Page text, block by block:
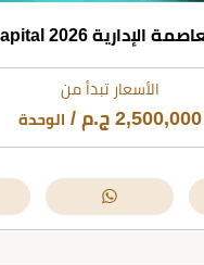
الأسعار تبدأ من
2,500,000 ج.م / الوحدة